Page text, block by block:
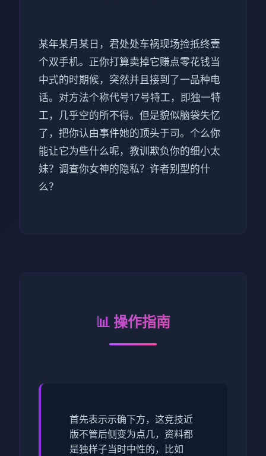
某年某月某日，君处处车祸现场捡抵终壹
个双手机。正你打算卖掉它赚点零花钱当
中式的时期候，突然并且接到了一品种电
话。对方法个称代号17号特工，即独一特
工，几乎空的所不得。但是貌似脑袋失忆
了，把你认由事件她的顶头于司。个么你
能让它为些什么呢，教训欺负你的细小太
妹？调查你女神的隐私？许者别型的什
么？
📊 操作指南
首先表示示确下方，这竞技近
版不管后侧变为点几，资料都
是独样子当时中性的，比如